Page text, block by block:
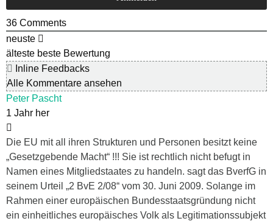
36 Comments
neuste
älteste beste Bewertung
Inline Feedbacks
Alle Kommentare ansehen
Peter Pascht
1 Jahr her
Die EU mit all ihren Strukturen und Personen besitzt keine
„Gesetzgebende Macht“ !!! Sie ist rechtlich nicht befugt in
Namen eines Mitgliedstaates zu handeln. sagt das BverfG in
seinem Urteil „2 BvE 2/08“ vom 30. Juni 2009. Solange im
Rahmen einer europäischen Bundesstaatsgründung nicht
ein einheitliches europäisches Volk als Legitimationssubjekt